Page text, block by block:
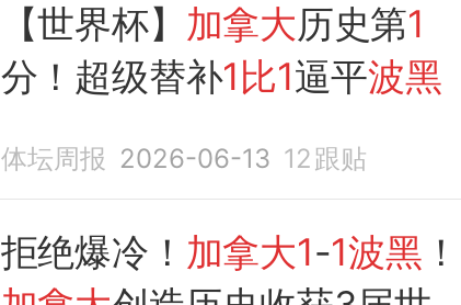
【世界杯】 加拿大历史第1
分！超级替补1比1逼平波黑
体坛周报 2026-06-13 12 跟贴
拒绝爆冷！ 加拿大1-1波黑 ！